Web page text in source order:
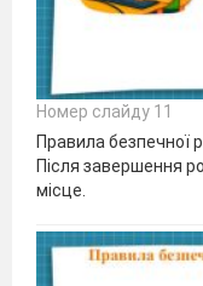
Номер слайду 11
Правила безпечної
Після завершення
місце.